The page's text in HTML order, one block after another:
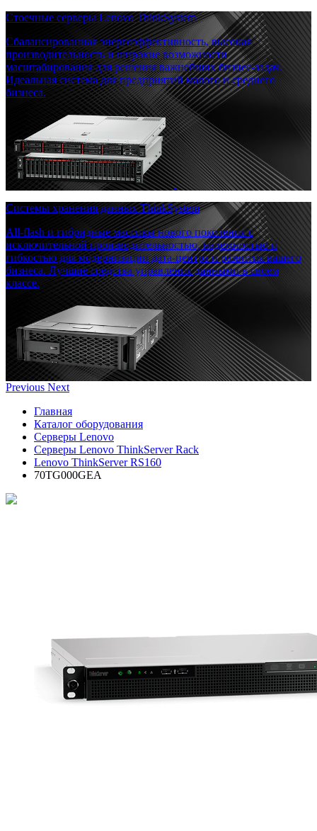
Стоечные серверы Lenovo ThinkSystem
Сбалансированная энергоэффективность, высокая
производительность и широкие возможности
масштабирования для решения важнейших бизнес-задач.
Идеальная система для предприятий малого и среднего
бизнеса.
Системы хранения данных ThinkSystem
All-flash и гибридные массивы нового поколения с
исключительной производительностью, надежностью и
гибкостью для модернизации дата-центра и развития вашего
бизнеса. Лучшие средства управления данными в своем
классе.
Previous Next
Главная
Каталог оборудования
Серверы Lenovo
Серверы Lenovo ThinkServer Rack
Lenovo ThinkServer RS160
70TG000GEA